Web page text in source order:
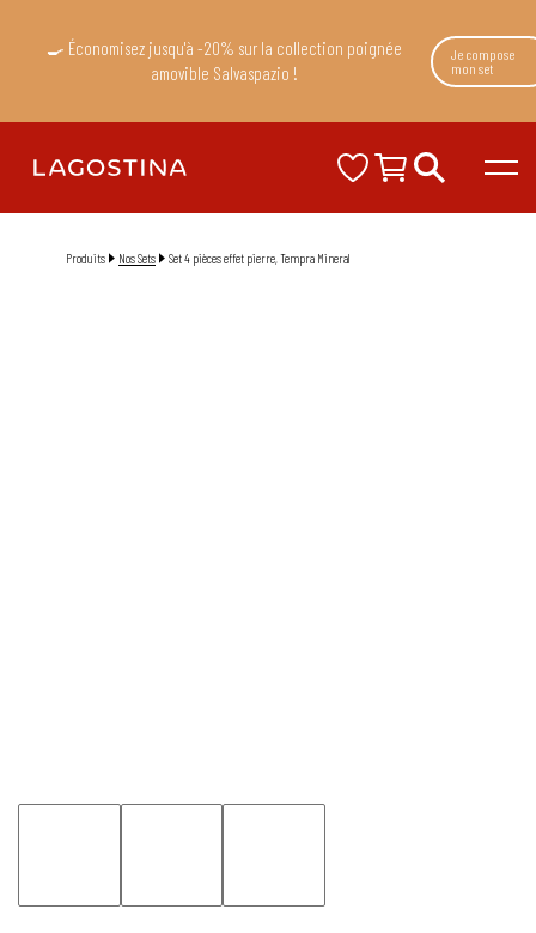
🍳 Économisez jusqu'à -20% sur la collection poignée
amovible Salvaspazio !
Je compose
mon set
Produits Nos Sets Set 4 pièces effet pierre, Tempra Mineral